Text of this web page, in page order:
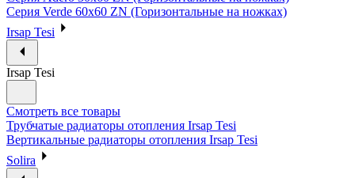
Серия Verde 60х60 ZN (Горизонтальные на ножках)
Irsap Tesi
Irsap Tesi
Смотреть все товары
Трубчатые радиаторы отопления Irsap Tesi
Вертикальные радиаторы отопления Irsap Tesi
Solira